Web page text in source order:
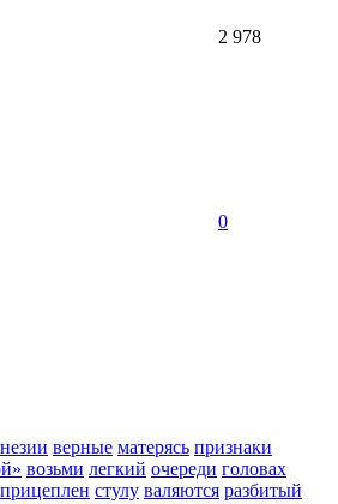
2 978
0
верные матерясь признаки
возьми легкий очереди головах
прицеплен стулу валяются разбитый